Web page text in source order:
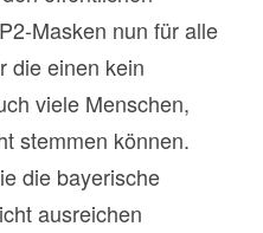
Masken nun für alle
die einen kein
viele Menschen,
stemmen können.
die bayerische
ausreichen